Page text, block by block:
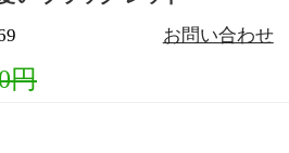
お問い合わせ
円